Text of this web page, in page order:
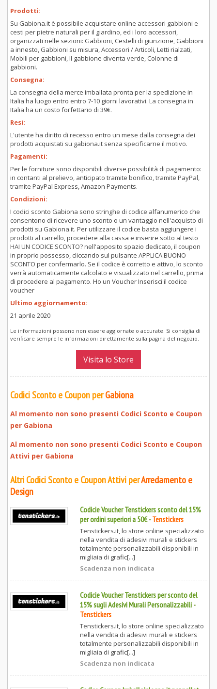
Prodotti:
Su Gabiona.it è possibile acquistare online accessori gabbioni e
cesti per pietre naturali per il giardino, ed i loro accessori,
organizzati nelle sezioni: Gabbioni, Cestelli di giunzione, Gabbioni
a innesto, Gabbioni su misura, Accessori / Articoli, Letti rialzati,
Mobili per gabbioni, Il gabbione diventa verde, Colonne di
gabbioni.
Consegna:
La consegna della merce imballata pronta per la spedizione in
Italia ha luogo entro entro 7-10 giorni lavorativi. La consegna in
Italia ha un costo forfettario di 39€.
Resi:
L'utente ha diritto di recesso entro un mese dalla consegna dei
prodotti acquistati su gabiona.it senza specificarne il motivo.
Pagamenti:
Per le forniture sono disponibili diverse possibilità di pagamento:
in contanti al prelievo, anticipato tramite bonifico, tramite PayPal,
tramite PayPal Express, Amazon Payments.
Condizioni:
I codici sconto Gabiona sono stringhe di codice alfanumerico che
consentono di ricevere uno sconto o un vantaggio nell'acquisto di
prodotti su Gabiona.it. Per utilizzare il codice basta aggiungere i
prodotti al carrello, procedere alla cassa e inserire sotto al testo
HAI UN CODICE SCONTO? nell'apposito spazio dedicato, il coupon
in proprio possesso, cliccando sul pulsante APPLICA BUONO
SCONTO per confermarlo. Se il codice è corretto e attivo, lo sconto
verrà automaticamente calcolato e visualizzato nel carrello, prima
di procedere al pagamento. Ho un Voucher Inserisci il codice
voucher
Ultimo aggiornamento:
21 aprile 2020
Le informazioni possono non essere aggiornate o accurate. Si consiglia di
verificare sempre le informazioni direttamente sulla pagina del negozio.
Visita lo Store
Codici Sconto e Coupon perGabiona
Al momento non sono presenti Codici Sconto e Coupon
per Gabiona
Al momento non sono presenti Codici Sconto e Coupon
Attivi per Gabiona
Altri Codici Sconto e Coupon Attivi perArredamento e
Design
Codicie Voucher Tenstickers sconto del 15%
per ordini superiori a 50€-Tenstickers
Tenstickers.it, lo store online specializzato
nella vendita di adesivi murali e stickers
totalmente personalizzabili disponibili in
migliaia di grafic[...]
Scadenza non indicata
Codicie Voucher Tenstickers per sconto del
15% sugli Adesivi Murali Personalizzabili -
Tenstickers
Tenstickers.it, lo store online specializzato
nella vendita di adesivi murali e stickers
totalmente personalizzabili disponibili in
migliaia di grafic[...]
Scadenza non indicata